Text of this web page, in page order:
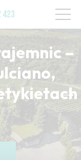
423
–